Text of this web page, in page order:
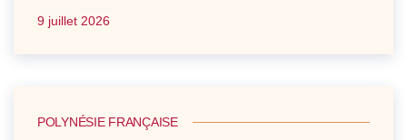
9 juillet 2026
POLYNÉSIE FRANÇAISE